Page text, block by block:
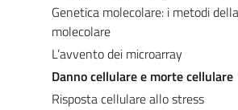
Genetica molecolare: i metodi
molecolare
L’avvento dei microarray
Danno cellulare e morte cellulare
Risposta cellulare allo stress